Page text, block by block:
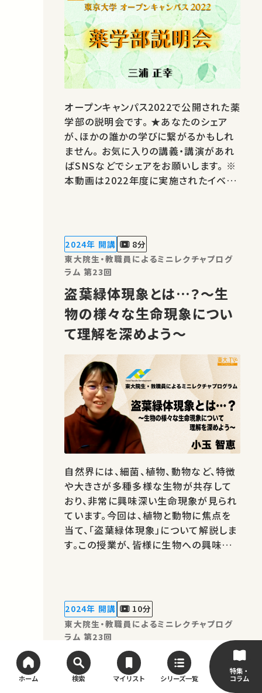
ホーム 検索 マイリスト シリーズ一覧
特集・
コラム
オープンキャンパス2022で公開された薬
学部の説明会です。 ★あなたのシェア
が、ほかの誰かの学びに繋がるかもしれ
ません。 お気に入りの講義・講演があれ
ばSNSなどでシェアをお願いします。 ※
本動画は2022年度に実施されたイベン
2024年 開講
8分
東大院生・教職員によるミニレクチャプログ
ラム 第23回
盗葉緑体現象とは…？～生
物の様々な生命現象につい
て理解を深めよう～
自然界には、細菌、植物、動物など、特徴
や大きさが多種多様な生物が共存して
おり、非常に興味深い生命現象が見られ
ています。今回は、植物と動物に焦点を
当て、「盗葉緑体現象」について解説しま
す。この授業が、皆様に生物への興味を
ファカルティプログラム（大学で教えるこ
とを学ぶプログラムです：東大FFP…
2024年 開講
10分
東大院生・教職員によるミニレクチャプログ
ラム 第23回
DOHaD～プレコンセプショ
ンケアの必要性～